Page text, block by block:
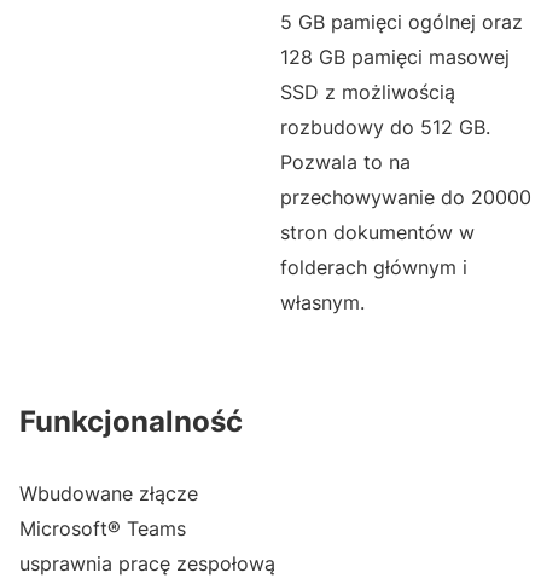
5 GB pamięci ogólnej oraz
128 GB pamięci masowej
SSD z możliwością
rozbudowy do 512 GB.
Pozwala to na
przechowywanie do 20000
stron dokumentów w
folderach głównym i
własnym.
Funkcjonalność
Wbudowane złącze
Microsoft® Teams
usprawnia pracę zespołową